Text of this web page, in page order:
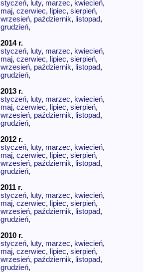
styczeń, luty, marzec, kwiecień,
maj, czerwiec, lipiec, sierpień,
wrzesień, październik, listopad,
grudzień,
2014 r.
styczeń, luty, marzec, kwiecień,
maj, czerwiec, lipiec, sierpień,
wrzesień, październik, listopad,
grudzień,
2013 r.
styczeń, luty, marzec, kwiecień,
maj, czerwiec, lipiec, sierpień,
wrzesień, październik, listopad,
grudzień,
2012 r.
styczeń, luty, marzec, kwiecień,
maj, czerwiec, lipiec, sierpień,
wrzesień, październik, listopad,
grudzień,
2011 r.
styczeń, luty, marzec, kwiecień,
maj, czerwiec, lipiec, sierpień,
wrzesień, październik, listopad,
grudzień,
2010 r.
styczeń, luty, marzec, kwiecień,
maj, czerwiec, lipiec, sierpień,
wrzesień, październik, listopad,
grudzień,